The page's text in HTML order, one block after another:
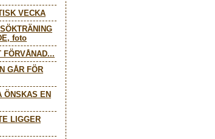
VECKA
foto
FÖRVÅNAD...
GÅR FÖR
ÖNSKAS EN
LIGGER